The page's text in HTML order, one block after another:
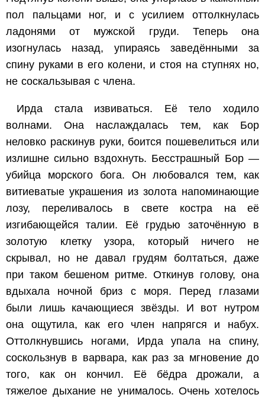
пол пальцами ног, и с усилием оттолкнулась
ладонями от мужской груди. Теперь она
изогнулась назад, упираясь заведёнными за
спину руками в его колени, и стоя на ступнях но,
не соскальзывая с члена.
Ирда стала извиваться. Её тело ходило
волнами. Она наслаждалась тем, как Бор
неловко раскинув руки, боится пошевелиться или
излишне сильно вздохнуть. Бесстрашный Бор —
убийца морского бога. Он любовался тем, как
витиеватые украшения из золота напоминающие
лозу, переливалось в свете костра на её
изгибающейся талии. Её грудью заточённую в
золотую клетку узора, который ничего не
скрывал, но не давал грудям болтаться, даже
при таком бешеном ритме. Откинув голову, она
вдыхала ночной бриз с моря. Перед глазами
были лишь качающиеся звёзды. И вот нутром
она ощутила, как его член напрягся и набух.
Оттолкнувшись ногами, Ирда упала на спину,
соскользнув в варвара, как раз за мгновение до
того, как он кончил. Её бёдра дрожали, а
тяжелое дыхание не унималось. Очень хотелось